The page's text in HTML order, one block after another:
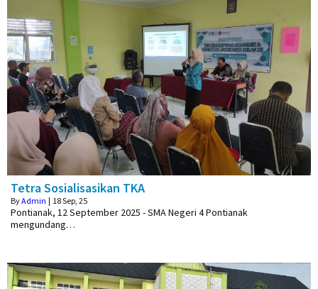
Tetra Sosialisasikan TKA
ByAdmin | 18Sep, 25
Pontianak, 12 September 2025 - SMA Negeri 4 Pontianak
mengundang…